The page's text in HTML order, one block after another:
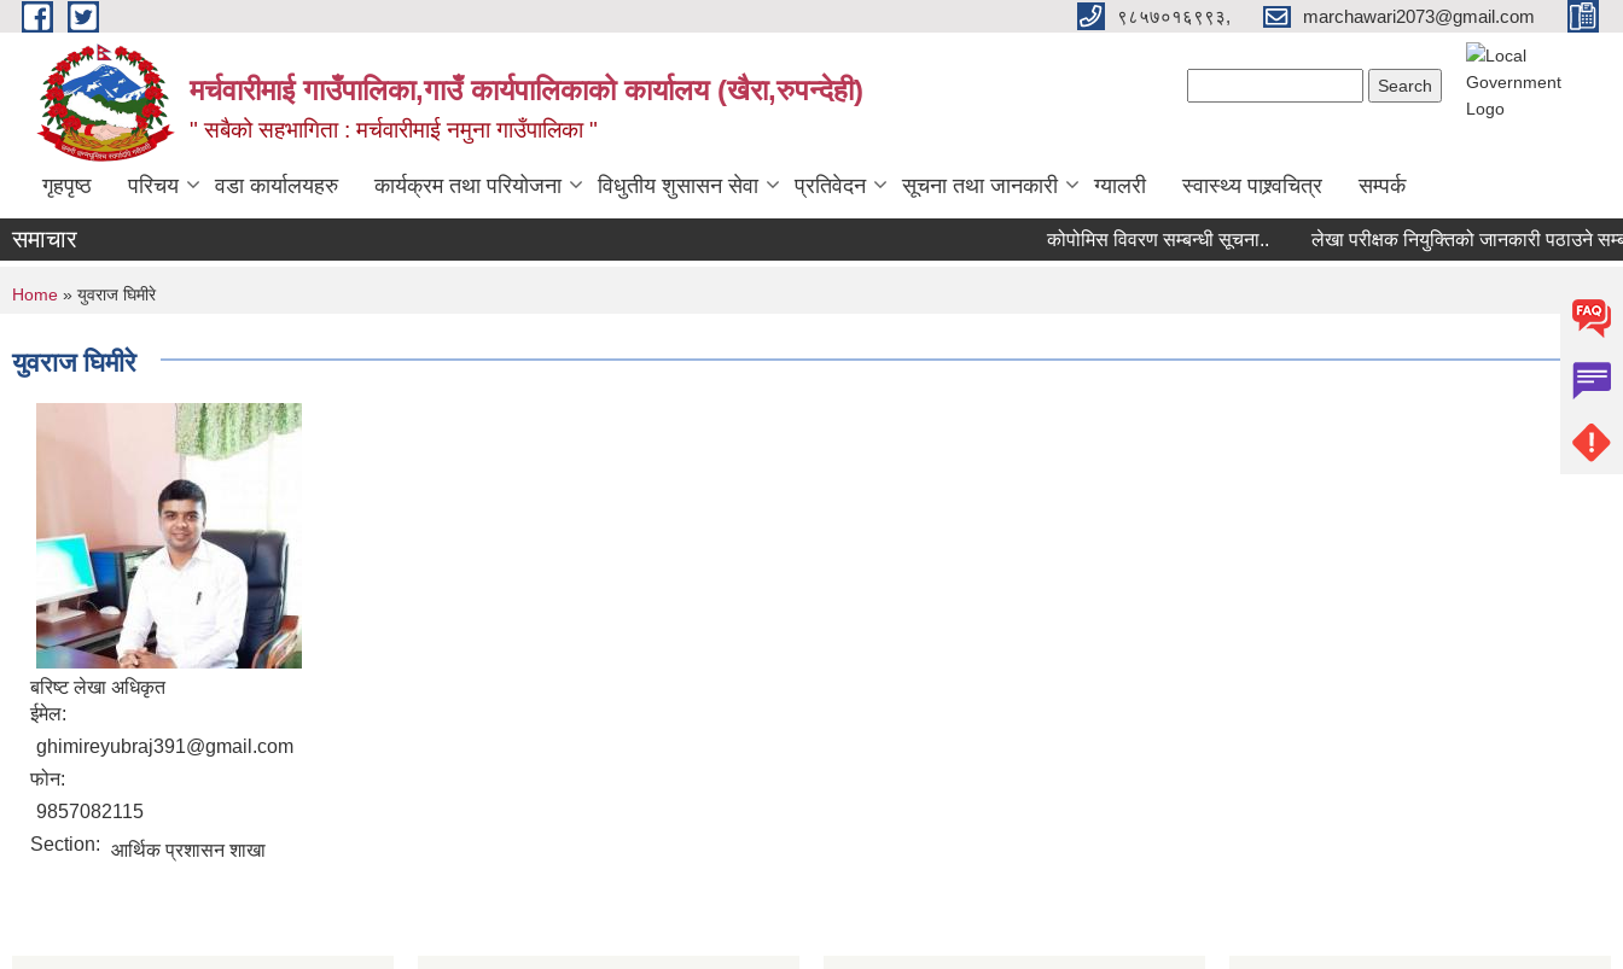
Skip to main content ९८५७०१६९९३, marchawari2073@gmail.com
मर्चवारीमाई गाउँपालिका,गाउँ कार्यपालिकाको कार्यालय (खैरा,रुपन्देही)
" सबैको सहभागिता : मर्चवारीमाई नमुना गाउँपालिका "
गृहपृष्ठ परिचय वडा कार्यालयहरु कार्यक्रम तथा परियोजना विधुतीय शुसासन सेवा प्रतिवेदन सूचना तथा जानकारी ग्यालरी स्वास्थ्य पाश्र्वचित्र सम्पर्क
समाचार कोपोमिस विवरण सम्बन्धी सूचना.. लेखा परीक्षक नियुक्तिको जानकारी पठाउने
You are here
Home » युवराज घिमीरे
युवराज घिमीरे
बरिष्ट लेखा अधिकृत
ईमेल:
ghimireyubraj391@gmail.com
फोन:
9857082115
Section: आर्थिक प्रशासन शाखा